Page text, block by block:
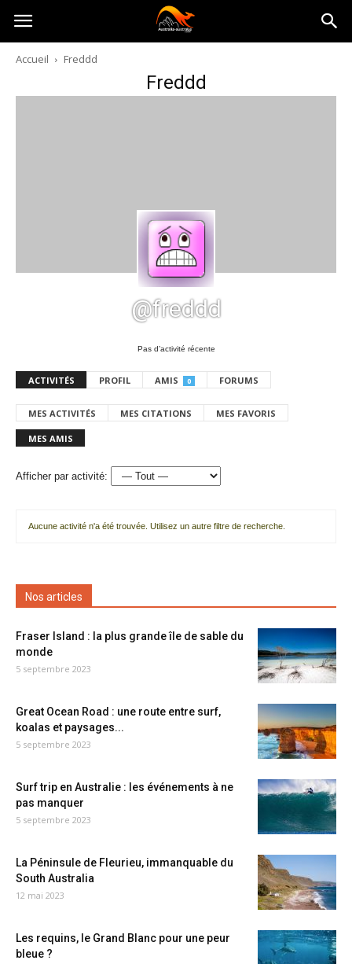
Australia-
australie.com
Accueil Freddd
Freddd
@freddd
Pas d’activité récente
ACTIVITÉS PROFIL AMIS 0 FORUMS
MES ACTIVITÉS MES CITATIONS MES FAVORIS
MES AMIS
Afficher par activité:
Aucune activité n'a été trouvée. Utilisez un autre filtre de recherche.
Nos articles
Fraser Island : la plus grande île de sable du
monde
5 septembre 2023
Great Ocean Road : une route entre surf,
koalas et paysages...
5 septembre 2023
Surf trip en Australie : les événements à ne
pas manquer
5 septembre 2023
La Péninsule de Fleurieu, immanquable du
South Australia
12 mai 2023
Les requins, le Grand Blanc pour une peur
bleue ?